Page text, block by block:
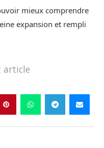
mieux comprendre
expansion et rempli
article